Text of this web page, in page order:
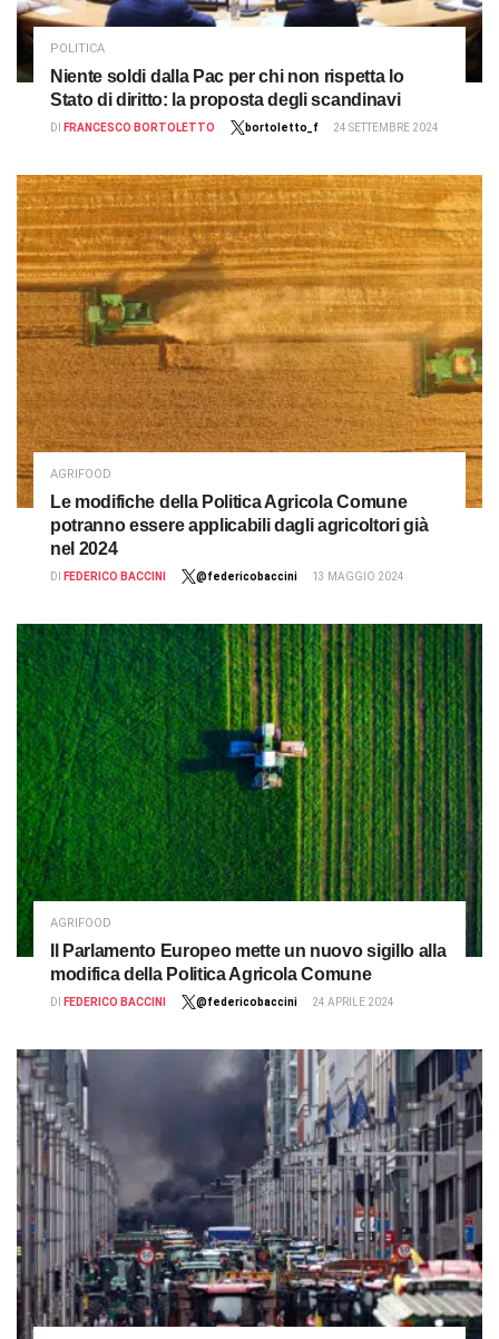
POLITICA
Niente soldi dalla Pac per chi non rispetta lo
Stato di diritto: la proposta degli scandinavi
DI FRANCESCO BORTOLETTO bortoletto_f 24 SETTEMBRE 2024
AGRIFOOD
Le modifiche della Politica Agricola Comune
potranno essere applicabili dagli agricoltori già
nel 2024
DI FEDERICO BACCINI @federicobaccini 13 MAGGIO 2024
AGRIFOOD
Il Parlamento Europeo mette un nuovo sigillo alla
modifica della Politica Agricola Comune
DI FEDERICO BACCINI @federicobaccini 24 APRILE 2024